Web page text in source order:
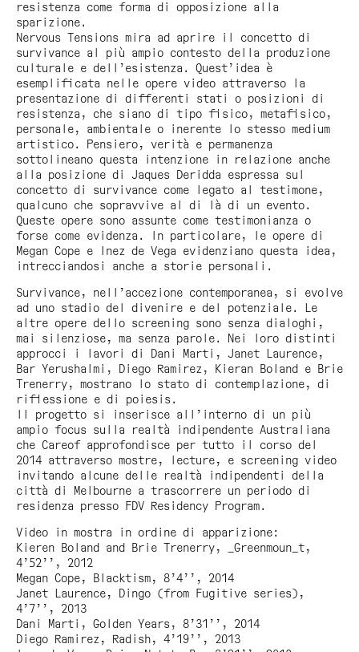
resistenza come forma di opposizione alla
sparizione.
Nervous Tensions mira ad aprire il concetto di
survivance al più ampio contesto della produzione
culturale e dell’esistenza. Quest’idea è
esemplificata nelle opere video attraverso la
presentazione di differenti stati o posizioni di
resistenza, che siano di tipo fisico, metafisico,
personale, ambientale o inerente lo stesso medium
artistico. Pensiero, verità e permanenza
sottolineano questa intenzione in relazione anche
alla posizione di Jaques Deridda espressa sul
concetto di survivance come legato al testimone,
qualcuno che sopravvive al di là di un evento.
Queste opere sono assunte come testimonianza o
forse come evidenza. In particolare, le opere di
Megan Cope e Inez de Vega evidenziano questa idea,
intrecciandosi anche a storie personali.
Survivance, nell’accezione contemporanea, si evolve
ad uno stadio del divenire e del potenziale. Le
altre opere dello screening sono senza dialoghi,
mai silenziose, ma senza parole. Nei loro distinti
approcci i lavori di Dani Marti, Janet Laurence,
Bar Yerushalmi, Diego Ramirez, Kieran Boland e Brie
Trenerry, mostrano lo stato di contemplazione, di
riflessione e di poiesis.
Il progetto si inserisce all’interno di un più
ampio focus sulla realtà indipendente Australiana
che Careof approfondisce per tutto il corso del
2014 attraverso mostre, lecture, e screening video
invitando alcune delle realtà indipendenti della
città di Melbourne a trascorrere un periodo di
residenza presso FDV Residency Program.
Video in mostra in ordine di apparizione:
Kieren Boland and Brie Trenerry, _Greenmoun_t,
4’52’’, 2012
Megan Cope,
Blacktism , 8’4’’, 2014
Janet Laurence,
Dingo (from Fugitive series) ,
4’7’’, 2013
Dani Marti, Golden Years , 8’31’’, 2014
Diego Ramirez,
Radish , 4’19’’, 2013